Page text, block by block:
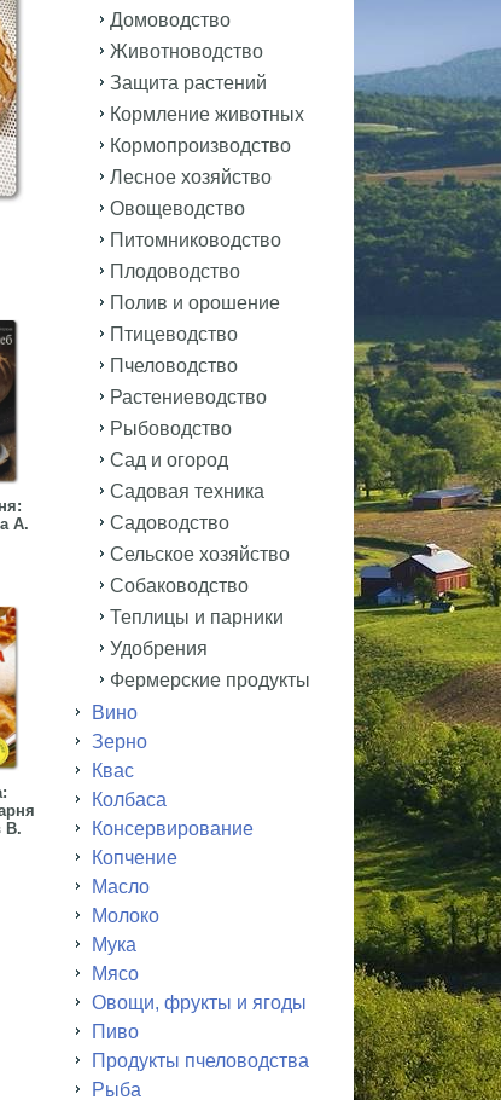
А.
В.
Домоводство
Животноводство
Защита растений
Кормление животных
Кормопроизводство
Лесное хозяйство
Овощеводство
Питомниководство
Плодоводство
Полив и орошение
Птицеводство
Пчеловодство
Растениеводство
Рыбоводство
Сад и огород
Садовая техника
Садоводство
Сельское хозяйство
Собаководство
Теплицы и парники
Удобрения
Фермерские продукты
Вино
Зерно
Квас
Колбаса
Консервирование
Копчение
Масло
Молоко
Мука
Мясо
Овощи, фрукты и ягоды
Пиво
Продукты пчеловодства
Рыба